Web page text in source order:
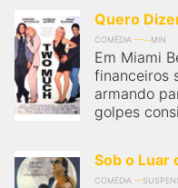
Quero
COMÉDIA MIN
Em Miami
financeiros
armando
golpes
Sob o Luar
COMÉDIA